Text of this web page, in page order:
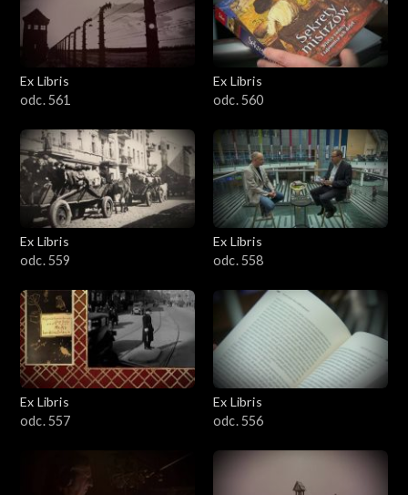
Ex Libris
odc. 561
Ex Libris
odc. 560
Ex Libris
odc. 559
Ex Libris
odc. 558
Ex Libris
odc. 557
Ex Libris
odc. 556